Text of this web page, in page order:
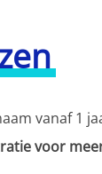
vanaf 1
voor